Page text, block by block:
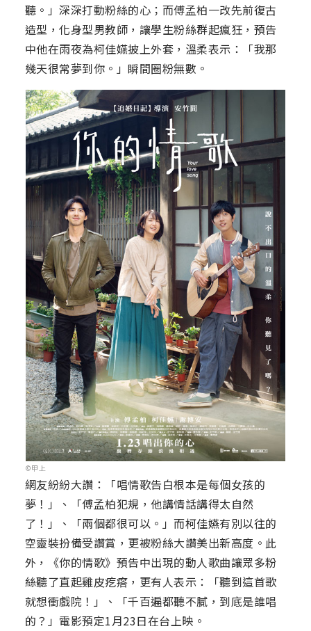
聽。」深深打動粉絲的心；而傅孟柏一改先前復古
造型，化身型男教師，讓學生粉絲群起瘋狂，預告
中他在雨夜為柯佳嬿披上外套，溫柔表示：「我那
幾天很常夢到你。」瞬間圈粉無數。
©甲上
網友紛紛大讚：「唱情歌告白根本是每個女孩的
夢！」、「傅孟柏犯規，他講情話講得太自然
了！」、「兩個都很可以。」而柯佳嬿有別以往的
空靈裝扮備受讚賞，更被粉絲大讚美出新高度。此
外，《你的情歌》預告中出現的動人歌曲讓眾多粉
絲聽了直起雞皮疙瘩，更有人表示：「聽到這首歌
就想衝戲院！」、「千百遍都聽不膩，到底是誰唱
的？」電影預定1月23日在台上映。